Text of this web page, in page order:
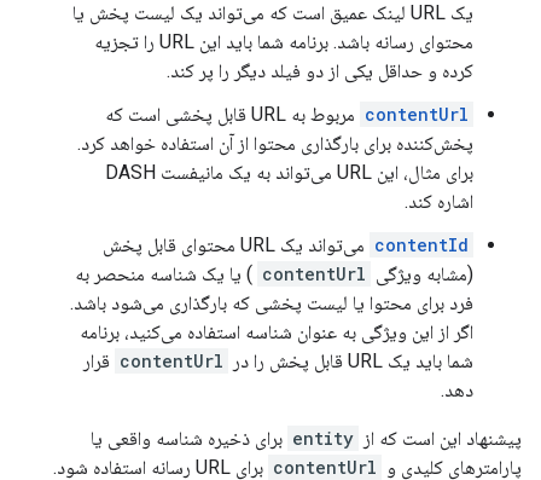
یک URL لینک عمیق است که می‌تواند یک لیست پخش یا
محتوای رسانه باشد. برنامه شما باید این URL را تجزیه
کرده و حداقل یکی از دو فیلد دیگر را پر کند.
contentUrl
مربوط به URL قابل پخشی است که
پخش‌کننده برای بارگذاری محتوا از آن استفاده خواهد کرد.
برای مثال، این URL می‌تواند به یک مانیفست DASH
اشاره کند.
contentId
می‌تواند یک URL محتوای قابل پخش
(مشابه ویژگی contentUrl ) یا یک شناسه منحصر به
فرد برای محتوا یا لیست پخشی که بارگذاری می‌شود باشد.
اگر از این ویژگی به عنوان شناسه استفاده می‌کنید، برنامه
شما باید یک URL قابل پخش را در
contentUrl قرار
دهد.
پیشنهاد این است که از entity برای ذخیره شناسه واقعی یا
پارامترهای کلیدی و contentUrl
برای URL رسانه استفاده شود.